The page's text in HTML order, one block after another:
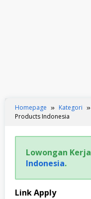
Homepage Kategori
Products Indonesia
Lowongan Kerja
Indonesia.
Link Apply